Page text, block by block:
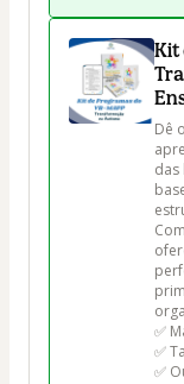
Kit
Dê
das
✅
✅
✅